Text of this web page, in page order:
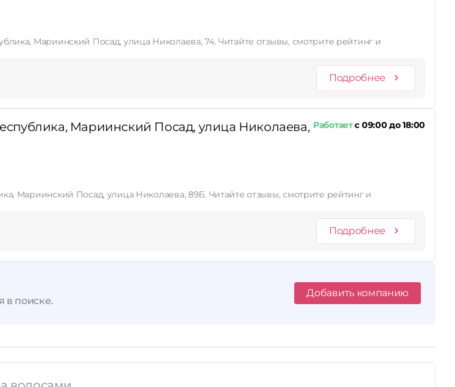
Мариинский Посад, улица Николаева, 74. Читайте отзывы, смотрите рейтинг и
Подробнее
Мариинский Посад, улица Николаева, Работаетс 09:00 до 18:00
Мариинский Посад, улица Николаева, 89Б. Читайте отзывы, смотрите рейтинг и
Подробнее
в поиске.
Добавить компанию